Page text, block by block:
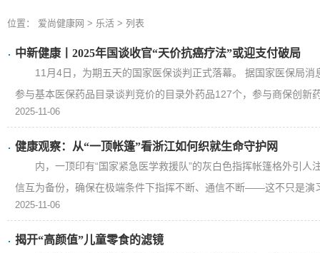
位置： 爱尚健康网 > 乐活 > 列表
中新健康丨2025年国谈收官“天价抗癌疗法”或迎支付破局
11月4日，为期五天的国家医保谈判正式落幕。 据国家医保局
参与基本医保药品目录谈判竞价的目录外药品127个，参与商保创新
2025-11-06
健康观察：从“一顶帐篷”看浙江如何织就生命守护网
内，一顶印有“国家紧急医学救援队”的灰白色指挥帐篷格外引
信互为备份，确保在极端条件下指挥不断、通信不断——这不只是演
2025-11-06
揭开“高颜值”儿童零食的滤镜